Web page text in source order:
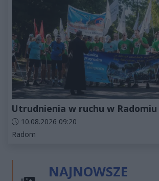
Utrudnienia w ruchu w Radomiu
Data dodania artykułu:
10.08.2026 09:20
Kategorie artykułu:
Radom
NAJNOWSZE